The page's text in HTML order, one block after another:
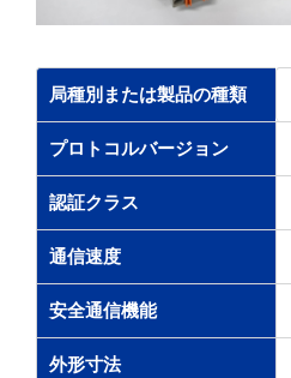
局種別または製品の種類
プロトコルバージョン
認証クラス
通信速度
安全通信機能
外形寸法